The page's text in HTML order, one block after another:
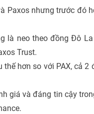
Paxos nhưng trước đó
là neo theo đồng Đô
Trust.
hơn so với PAX, cả
giá và đáng tin cậy